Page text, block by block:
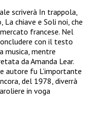
scriverà In trappola,
La chiave e Soli noi, che
francese. Nel
con il testo
musica, mentre
da Amanda Lear.
autore fu L’importante
del 1978, diverrà
in voga